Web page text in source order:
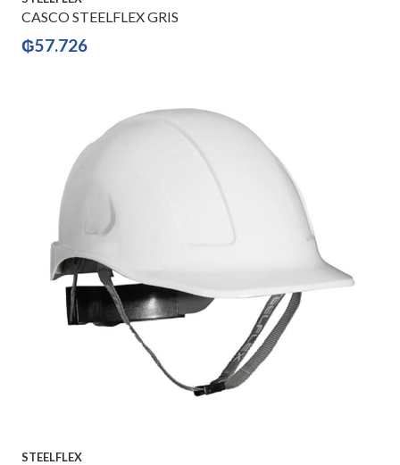
CASCO STEELFLEX GRIS
₲57.726
STEELFLEX